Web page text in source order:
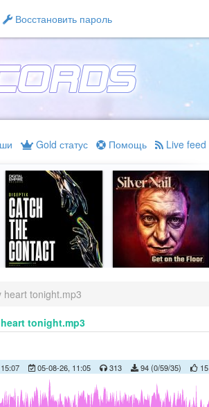
Восстановить пароль
Gold статус Помощь Live feed
tonight.mp3
tonight.mp3
05-08-26, 11:05 313 94 (0/59/35) 15